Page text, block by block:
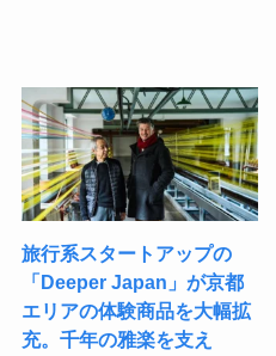
旅行系スタートアップの
「Deeper Japan」が京都
エリアの体験商品を大幅拡
充。千年の雅楽を支え